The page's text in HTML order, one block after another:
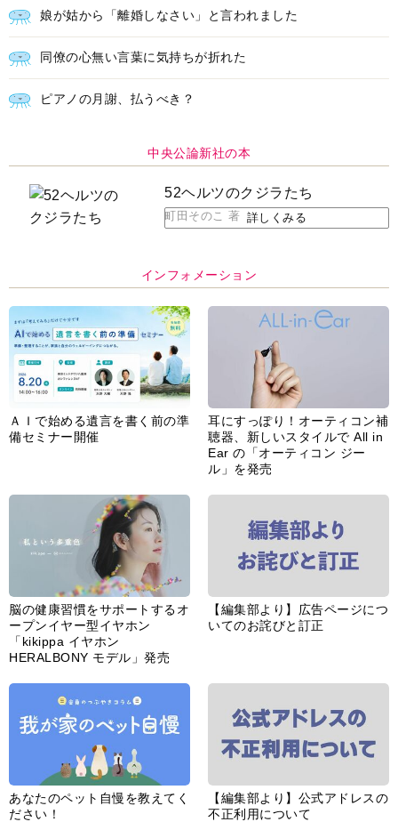
娘が姑から「離婚しなさい」と言われました
同僚の心無い言葉に気持ちが折れた
ピアノの月謝、払うべき？
中央公論新社の本
52ヘルツのクジラたち
町田そのこ 著 詳しくみる
インフォメーション
ＡＩで始める遺言を書く前の準
備セミナー開催
耳にすっぽり！オーティコン補
聴器、新しいスタイルで All in
Ear の「オーティコン ジー
ル」を発売
脳の健康習慣をサポートするオ
ープンイヤー型イヤホン
「kikippa イヤホン
HERALBONY モデル」発売
【編集部より】広告ページにつ
いてのお詫びと訂正
あなたのペット自慢を教えてく
ださい！
【編集部より】公式アドレスの
不正利用について